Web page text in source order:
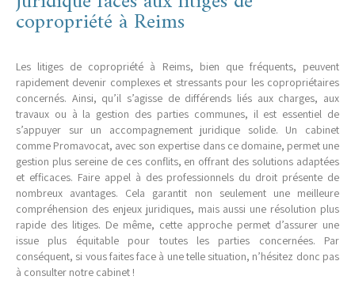
copropriété à Reims
Les litiges de copropriété à Reims, bien que fréquents, peuvent
rapidement devenir complexes et stressants pour les copropriétaires
concernés. Ainsi, qu’il s’agisse de différends liés aux charges, aux
travaux ou à la gestion des parties communes, il est essentiel de
s’appuyer sur un accompagnement juridique solide. Un cabinet
comme Promavocat, avec son expertise dans ce domaine, permet une
gestion plus sereine de ces conflits, en offrant des solutions adaptées
et efficaces. Faire appel à des professionnels du droit présente de
nombreux avantages. Cela garantit non seulement une meilleure
compréhension des enjeux juridiques, mais aussi une résolution plus
rapide des litiges. De même, cette approche permet d’assurer une
issue plus équitable pour toutes les parties concernées. Par
conséquent, si vous faites face à une telle situation, n’hésitez donc pas
à consulter notre cabinet !